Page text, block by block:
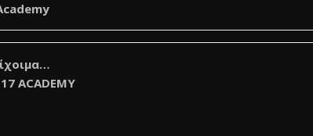
ACADEMY